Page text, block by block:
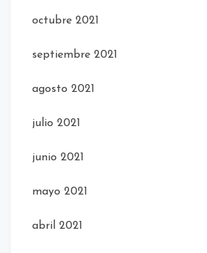
octubre 2021
septiembre 2021
agosto 2021
julio 2021
junio 2021
mayo 2021
abril 2021